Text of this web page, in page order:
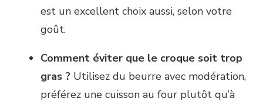
est un excellent choix aussi, selon votre
goût.
Comment éviter que le croque soit trop
gras ? Utilisez du beurre avec modération,
préférez une cuisson au four plutôt qu’à